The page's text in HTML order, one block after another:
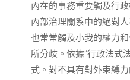
內在的事務重要觸及行
內部治理關系中的絕對
也常常觸及小我的權力
所分歧。依據“行政法式
式。對不具有對外束縛